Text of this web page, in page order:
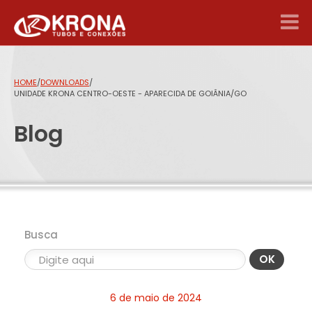
HOME/DOWNLOADS/
UNIDADE KRONA CENTRO-OESTE - APARECIDA DE GOIÂNIA/GO
Blog
Busca
OK
6 de maio de 2024